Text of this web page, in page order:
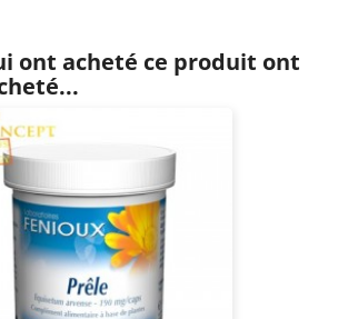
ont acheté ce produit ont